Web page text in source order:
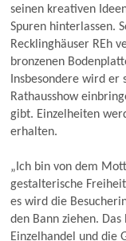
seinen kreativen
Spuren hinterlassen.
Recklinghäuser REh
bronzenen
Insbesondere wird er
Rathausshow
gibt. Einzelheiten
erhalten.
„Ich bin von dem
gestalterische
es wird die
den Bann ziehen.
Einzelhandel und die